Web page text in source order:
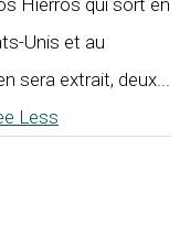
Unis et au
sera extrait, deux...
Less